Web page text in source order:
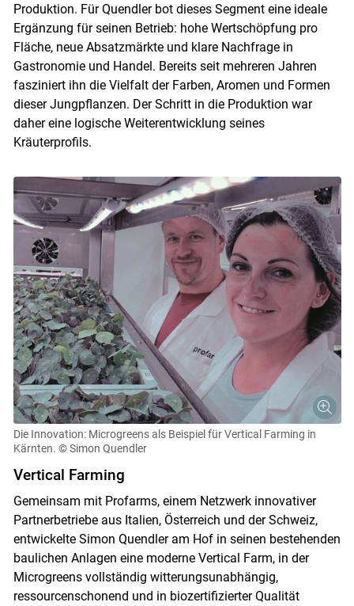
Produktion. Für Quendler bot dieses Segment eine ideale
Ergänzung für seinen Betrieb: hohe Wertschöpfung pro
Fläche, neue Absatzmärkte und klare Nachfrage in
Gastronomie und Handel. Bereits seit mehreren Jahren
fasziniert ihn die Vielfalt der Farben, Aromen und Formen
dieser Jungpflanzen. Der Schritt in die Produktion war
daher eine logische Weiterentwicklung seines
Kräuterprofils.
Die Innovation: Microgreens als Beispiel für Vertical Farming in
Kärnten. © Simon Quendler
Vertical Farming
Gemeinsam mit Profarms, einem Netzwerk innovativer
Partnerbetriebe aus Italien, Österreich und der Schweiz,
entwickelte Simon Quendler am Hof in seinen bestehenden
baulichen Anlagen eine moderne Vertical Farm, in der
Microgreens vollständig witterungsunabhängig,
ressourcenschonend und in biozertifizierter Qualität